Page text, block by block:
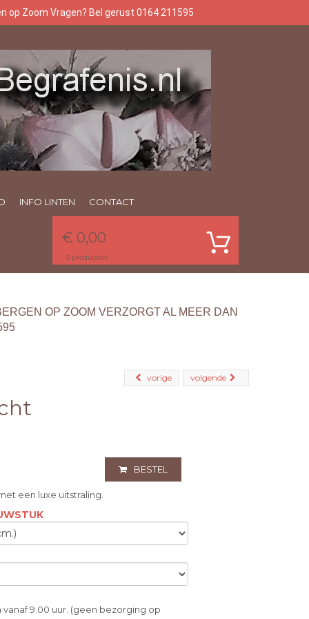
op Zoom Vragen? Bel gerust 0164 211595
INFO LINTEN CONTACT
€ 0,00
0 producten
OP ZOOM VERZORGT AL MEER DAN
volgende
vorige
BESTEL
een luxe uitstraling.
9.00 uur. (geen bezorging op